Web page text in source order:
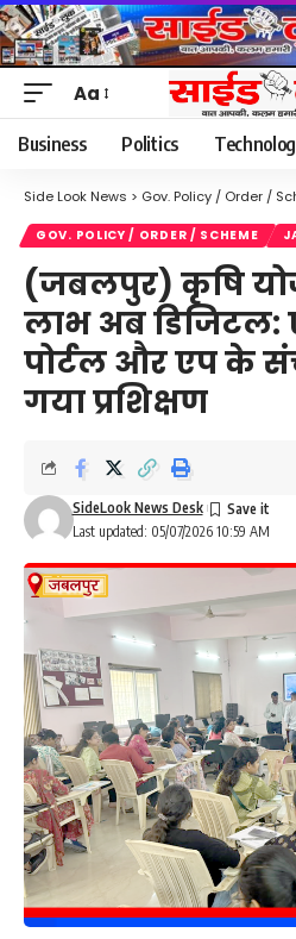
Font
Resizer
Aa
Business Politics
Side Look News > Gov. Policy / Order /
GOV. POLICY / ORDER / SCHEME
(जबलपुर) कृषि
लाभ अब डिजिटल:
पोर्टल और एप के
गया प्रशिक्षण
Last updated: 05/07/2026 10:59 AM
SideLook News Desk